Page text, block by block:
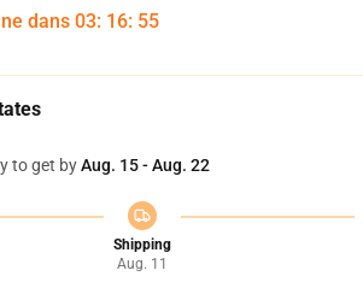
dans 03: 16: 54
to get byAug. 15 - Aug. 22
Shipping
Aug. 11